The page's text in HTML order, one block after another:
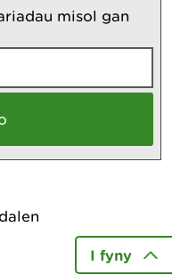
misol gan
I fyny